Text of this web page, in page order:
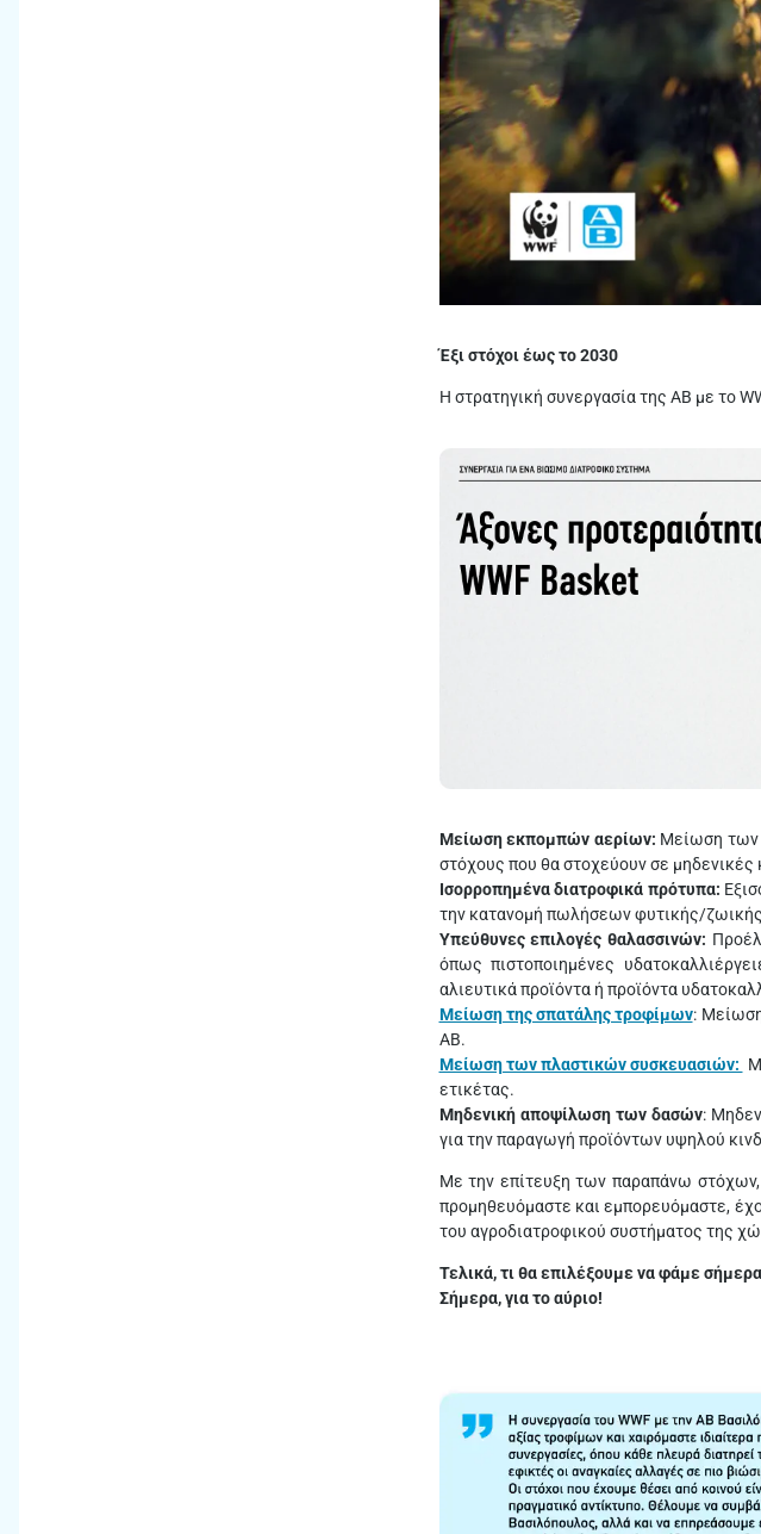
Έξι στόχοι έως το 2030
Η στρατηγική συνεργασία της ΑΒ με το
Μείωση εκπομπών αερίων: Μείωση των
στόχους που θα στοχεύουν σε
Ισορροπημένα διατροφικά πρότυπα:
την κατανομή πωλήσεων φυτικής/
Υπεύθυνες επιλογές θαλασσινών:
όπως πιστοποιημένες
αλιευτικά προϊόντα ή προϊόντα
Μείωση της σπατάλης τροφίμων:
ΑΒ.
Μείωση των πλαστικών συσκευασιών:
ετικέτας.
Μηδενική αποψίλωση των δασών:
για την παραγωγή προϊόντων υψηλού
Με την επίτευξη των παραπάνω
προμηθευόμαστε και εμπορευόμαστε,
του αγροδιατροφικού συστήματος της
Τελικά, τι θα επιλέξουμε να φάμε
Σήμερα, για το αύριο!